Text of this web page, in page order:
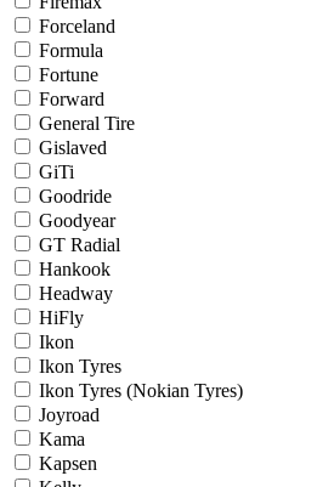
Forceland
Formula
Fortune
Forward
General Tire
Gislaved
GiTi
Goodride
Goodyear
GT Radial
Hankook
Headway
HiFly
Ikon
Ikon Tyres
Ikon Tyres (Nokian Tyres)
Joyroad
Kama
Kapsen